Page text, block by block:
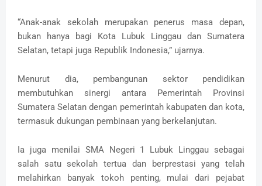
“Anak-anak sekolah merupakan penerus masa depan,
bukan hanya bagi Kota Lubuk Linggau dan Sumatera
Selatan, tetapi juga Republik Indonesia,” ujarnya.
Menurut dia, pembangunan sektor pendidikan
membutuhkan sinergi antara Pemerintah Provinsi
Sumatera Selatan dengan pemerintah kabupaten dan kota,
termasuk dukungan pembinaan yang berkelanjutan.
Ia juga menilai SMA Negeri 1 Lubuk Linggau sebagai
salah satu sekolah tertua dan berprestasi yang telah
melahirkan banyak tokoh penting, mulai dari pejabat